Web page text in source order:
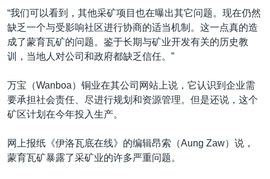
“我们可以看到，其他采矿项目也在曝出其它问题。现在仍然
缺乏一个与受影响社区进行协商的适当机制。这一点真的造
成了蒙育瓦矿的问题。鉴于长期与矿业开发有关的历史教
训，当地人对公司和政府都缺乏信任。”
万宝（Wanboa）铜业在其公司网站上说，它认识到企业需
要承担社会责任、尽进行规划和资源管理。但是还说，这个
矿区计划在今年投入生产。
网上报纸《伊洛瓦底在线》的编辑昂索（Aung Zaw）说，
蒙育瓦矿暴露了采矿业的许多严重问题。